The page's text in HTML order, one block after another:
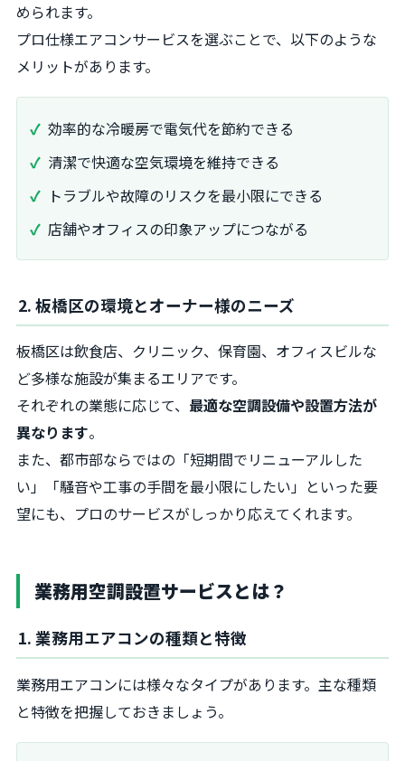
められます。
プロ仕様エアコンサービスを選ぶことで、以下のような
メリットがあります。
効率的な冷暖房で電気代を節約できる
清潔で快適な空気環境を維持できる
トラブルや故障のリスクを最小限にできる
店舗やオフィスの印象アップにつながる
2. 板橋区の環境とオーナー様のニーズ
板橋区は飲食店、クリニック、保育園、オフィスビルな
ど多様な施設が集まるエリアです。
それぞれの業態に応じて、 最適な空調設備や設置方法が
異なります。
また、都市部ならではの「短期間でリニューアルした
い」「騒音や工事の手間を最小限にしたい」といった要
望にも、プロのサービスがしっかり応えてくれます。
業務用空調設置サービスとは？
1. 業務用エアコンの種類と特徴
業務用エアコンには様々なタイプがあります。主な種類
と特徴を把握しておきましょう。